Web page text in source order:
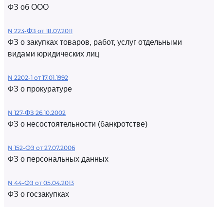
ФЗ об ООО
N 223-ФЗ от 18.07.2011
ФЗ о закупках товаров, работ, услуг отдельными
видами юридических лиц
N 2202-1 от 17.01.1992
ФЗ о прокуратуре
N 127-ФЗ 26.10.2002
ФЗ о несостоятельности (банкротстве)
N 152-ФЗ от 27.07.2006
ФЗ о персональных данных
N 44-ФЗ от 05.04.2013
ФЗ о госзакупках